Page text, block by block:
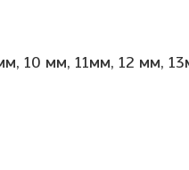
10 мм, 11мм, 12 мм,